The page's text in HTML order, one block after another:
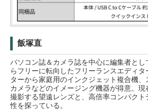
飯塚直
パソコン誌＆カメラ誌を中心に編集者と
らフリーに転向したフリーランスエディ
ターから家庭用のインクジェット複合機
カメラなどのイメージング機器が得意。
撮影する望遠レンズと、高倍率コンパク
性を探っている。